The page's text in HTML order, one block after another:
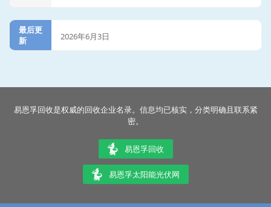
最后更
新
2026年6月3日
易恩孚回收是权威的回收企业名录。信息均已核实，分类明确且联系紧
密。
易恩孚回收
易恩孚太阳能光伏网